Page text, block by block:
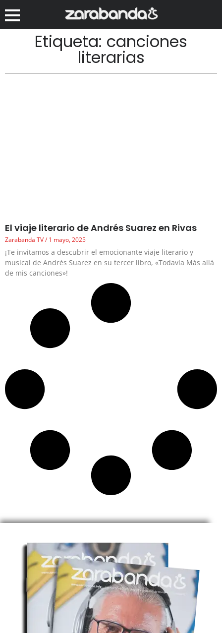
Etiqueta: canciones
literarias
El viaje literario de Andrés Suarez en Rivas
Zarabanda TV 1 mayo, 2025
¡Te invitamos a descubrir el emocionante viaje literario y
musical de Andrés Suarez en su tercer libro, «Todavía Más allá
de mis canciones»!